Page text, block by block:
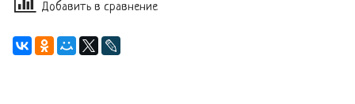
Добавить в сравнение